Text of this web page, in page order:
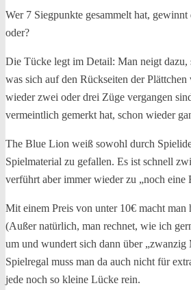
Wer 7 Siegpunkte gesammelt hat, gewinnt
oder?
Die Tücke legt im Detail: Man neigt dazu,
was sich auf den Rückseiten der
wieder zwei oder drei Züge vergangen
vermeintlich gemerkt hat, schon wieder
The Blue Lion weiß sowohl durch
Spielmaterial zu gefallen. Es ist schnell
verführt aber immer wieder zu „noch eine
Mit einem Preis von unter 10€ macht man
(Außer natürlich, man rechnet, wie ich
um und wundert sich dann über „zwanzig
Spielregal muss man da auch nicht für
jede noch so kleine Lücke rein.